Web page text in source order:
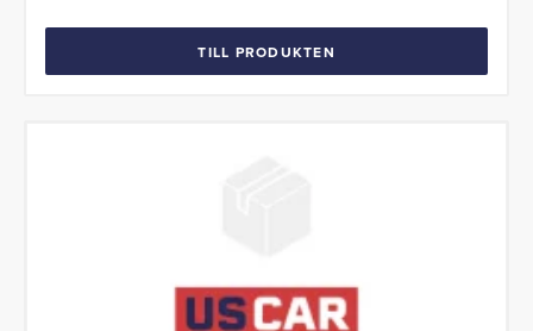
TILL PRODUKTEN